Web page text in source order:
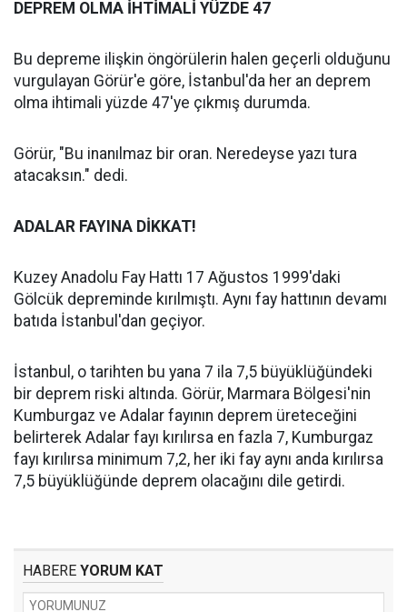
DEPREM OLMA İHTİMALİ YÜZDE 47
Bu depreme ilişkin öngörülerin halen geçerli olduğunu
vurgulayan Görür'e göre, İstanbul'da her an deprem
olma ihtimali yüzde 47'ye çıkmış durumda.
Görür, "Bu inanılmaz bir oran. Neredeyse yazı tura
atacaksın." dedi.
ADALAR FAYINA DİKKAT!
Kuzey Anadolu Fay Hattı 17 Ağustos 1999'daki
Gölcük depreminde kırılmıştı. Aynı fay hattının devamı
batıda İstanbul'dan geçiyor.
İstanbul, o tarihten bu yana 7 ila 7,5 büyüklüğündeki
bir deprem riski altında. Görür, Marmara Bölgesi'nin
Kumburgaz ve Adalar fayının deprem üreteceğini
belirterek Adalar fayı kırılırsa en fazla 7, Kumburgaz
fayı kırılırsa minimum 7,2, her iki fay aynı anda kırılırsa
7,5 büyüklüğünde deprem olacağını dile getirdi.
HABERE YORUM KAT